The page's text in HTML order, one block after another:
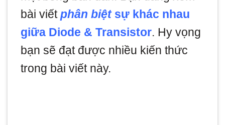
bài viếtphân biệtsự khác nhau
giữa Diode & Transistor. Hy vọng
bạn sẽ đạt được nhiều kiến thức
trong bài viết này.